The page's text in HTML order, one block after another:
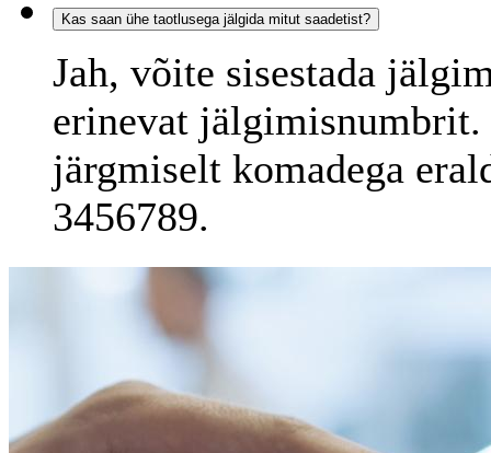
Kas saan ühe taotlusega jälgida mitut saadetist?
Jah, võite sisestada
erinevat jälgimisnumbrit.
järgmiselt komadega
3456789.